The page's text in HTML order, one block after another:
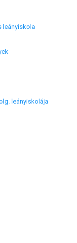
leányiskolája